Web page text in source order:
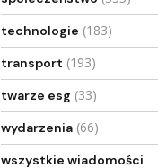
technologie (183)
transport (193)
twarze esg (33)
wydarzenia (66)
wszystkie wiadomości